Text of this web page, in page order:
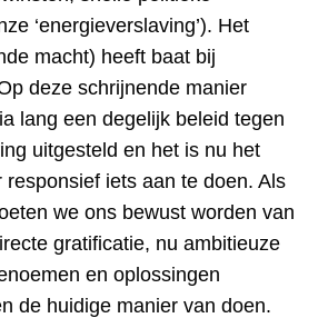
‘energieverslaving’). Het
macht) heeft baat bij
deze schrijnende manier
lang een degelijk beleid tegen
uitgesteld en het is nu het
responsief iets aan te doen. Als
we ons bewust worden van
gratificatie, nu ambitieuze
en oplossingen
de huidige manier van doen.